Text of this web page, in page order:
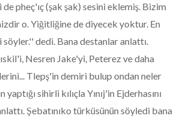
pheç'ıç (şak şak) sesini eklemiş. Bizim
o. Yiğitliğine de diyecek yoktur. En
dedi. Bana destanlar anlattı.
Nesren Jake'yi, Peterez ve daha
Tlepş'in demiri bulup ondan neler
yaptığı sihirli kılıçla Yınıj'in Ejderhasını
Şebatınıko türküsünün söyledi bana